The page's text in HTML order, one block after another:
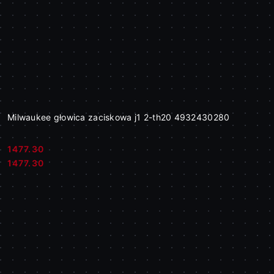
Milwaukee głowica zaciskowa j1 2-th20 4932430280
Cena:
1477.30
Cena:
1477.30